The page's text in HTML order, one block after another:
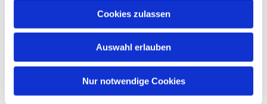
Cookies zulassen
Auswahl erlauben
Nur notwendige Cookies
Datenschutz
AGB
Widerruf